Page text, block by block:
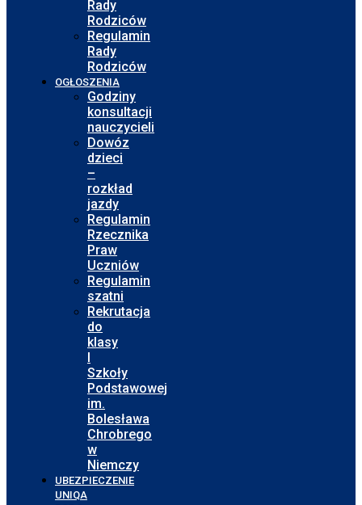
Rady
Rodziców
Regulamin
Rady
Rodziców
OGŁOSZENIA
Godziny
konsultacji
nauczycieli
Dowóz
dzieci
–
rozkład
jazdy
Regulamin
Rzecznika
Praw
Uczniów
Regulamin
szatni
Rekrutacja
do
klasy
I
Szkoły
Podstawowej
im.
Bolesława
Chrobrego
w
Niemczy
UBEZPIECZENIE
UNIQA